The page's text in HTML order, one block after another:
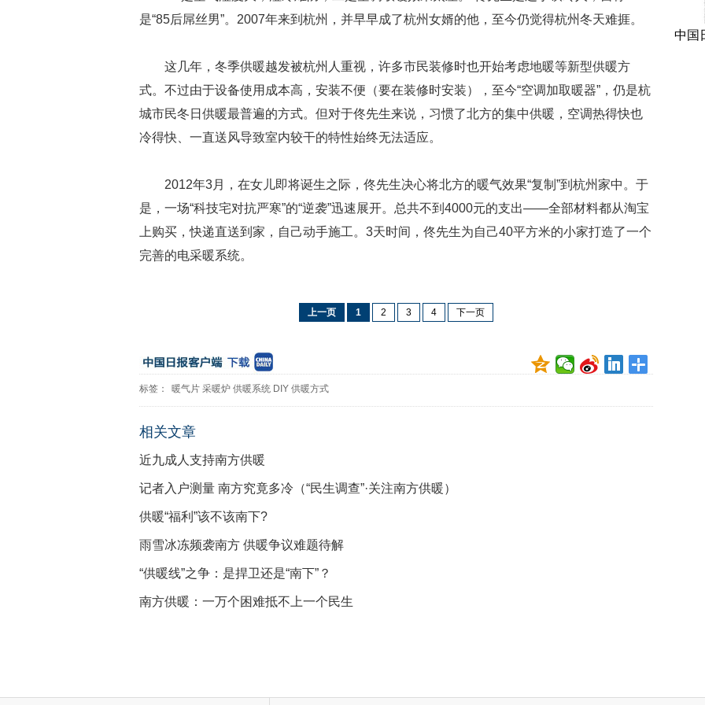
是“85后屌丝男”。2007年来到杭州，并早早成了杭州女婿的他，至今仍觉得杭州冬天难捱。
这几年，冬季供暖越发被杭州人重视，许多市民装修时也开始考虑地暖等新型供暖方
式。不过由于设备使用成本高，安装不便（要在装修时安装），至今“空调加取暖器”，仍是杭
城市民冬日供暖最普遍的方式。但对于佟先生来说，习惯了北方的集中供暖，空调热得快也
冷得快、一直送风导致室内较干的特性始终无法适应。
2012年3月，在女儿即将诞生之际，佟先生决心将北方的暖气效果“复制”到杭州家中。于
是，一场“科技宅对抗严寒”的“逆袭”迅速展开。总共不到4000元的支出——全部材料都从淘宝
上购买，快递直送到家，自己动手施工。3天时间，佟先生为自己40平方米的小家打造了一个
完善的电采暖系统。
上一页 1 2 3 4 下一页
标签： 暖气片 采暖炉 供暖系统 DIY 供暖方式
相关文章
近九成人支持南方供暖
记者入户测量 南方究竟多冷（“民生调查”·关注南方供暖）
供暖“福利”该不该南下?
雨雪冰冻频袭南方 供暖争议难题待解
“供暖线”之争：是捍卫还是“南下”？
南方供暖：一万个困难抵不上一个民生
中国